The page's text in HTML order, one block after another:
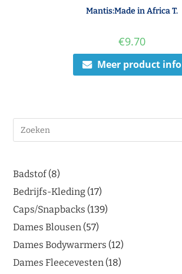
Mantis:Made in Africa T.
€9.70
Meer product info
Badstof 8
Bedrijfs-Kleding 17
Caps/Snapbacks 139
Dames Blousen 57
Dames Bodywarmers 12
Dames Fleecevesten 18